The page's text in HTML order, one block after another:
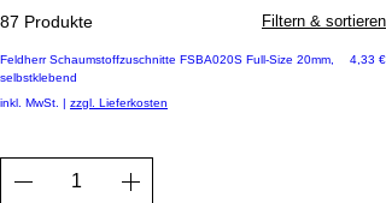
87 Produkte Filtern & sortieren
Feldherr Schaumstoffzuschnitte FSBA020S Full-Size 20mm,
selbstklebend
Preis
4,33 €
inkl. MwSt. | zzgl. Lieferkosten